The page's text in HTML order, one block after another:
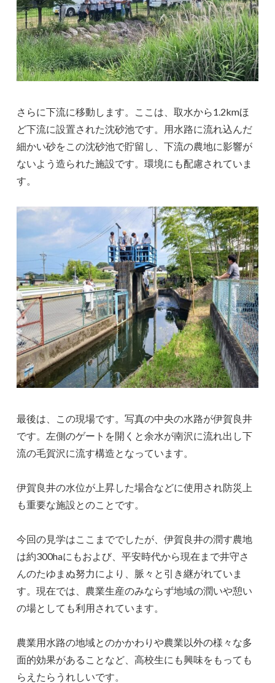
さらに下流に移動します。ここは、取水から1.2kmほ
ど下流に設置された沈砂池です。用水路に流れ込んだ
細かい砂をこの沈砂池で貯留し、下流の農地に影響が
ないよう造られた施設です。環境にも配慮されていま
す。
最後は、この現場です。写真の中央の水路が伊賀良井
です。左側のゲートを開くと余水が南沢に流れ出し下
流の毛賀沢に流す構造となっています。
伊賀良井の水位が上昇した場合などに使用され防災上
も重要な施設とのことです。
今回の見学はここまででしたが、伊賀良井の潤す農地
は約300haにもおよび、平安時代から現在まで井守さ
んのたゆまぬ努力により、脈々と引き継がれていま
す。現在では、農業生産のみならず地域の潤いや憩い
の場としても利用されています。
農業用水路の地域とのかかわりや農業以外の様々な多
面的効果があることなど、高校生にも興味をもっても
らえたらうれしいです。